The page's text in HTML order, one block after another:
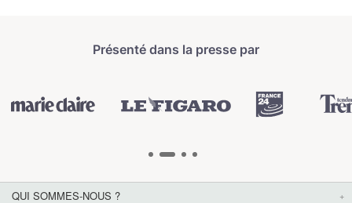
Présenté dans la presse par
QUI SOMMES-NOUS ?